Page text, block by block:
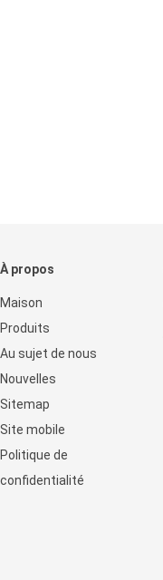
À propos
Maison
Produits
Au sujet de nous
Nouvelles
Sitemap
Site mobile
Politique de
confidentialité